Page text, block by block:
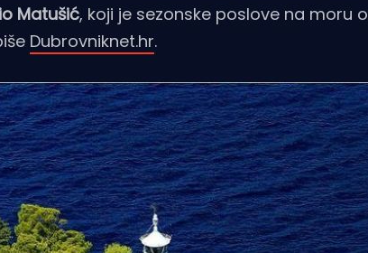
Matušić, koji je sezonske poslove na moru
Dubrovniknet.hr.